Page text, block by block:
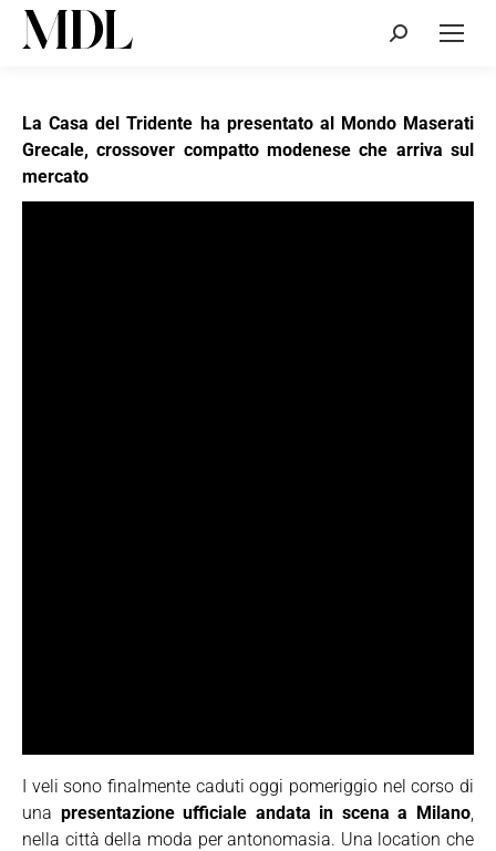
Cerca:
La Casa del Tridente ha presentato al Mondo Maserati
Grecale, crossover compatto modenese che arriva sul
mercato
I veli sono finalmente caduti oggi pomeriggio nel corso di
una presentazione ufficiale andata in scena a Milano,
nella città della moda per antonomasia. Una location che